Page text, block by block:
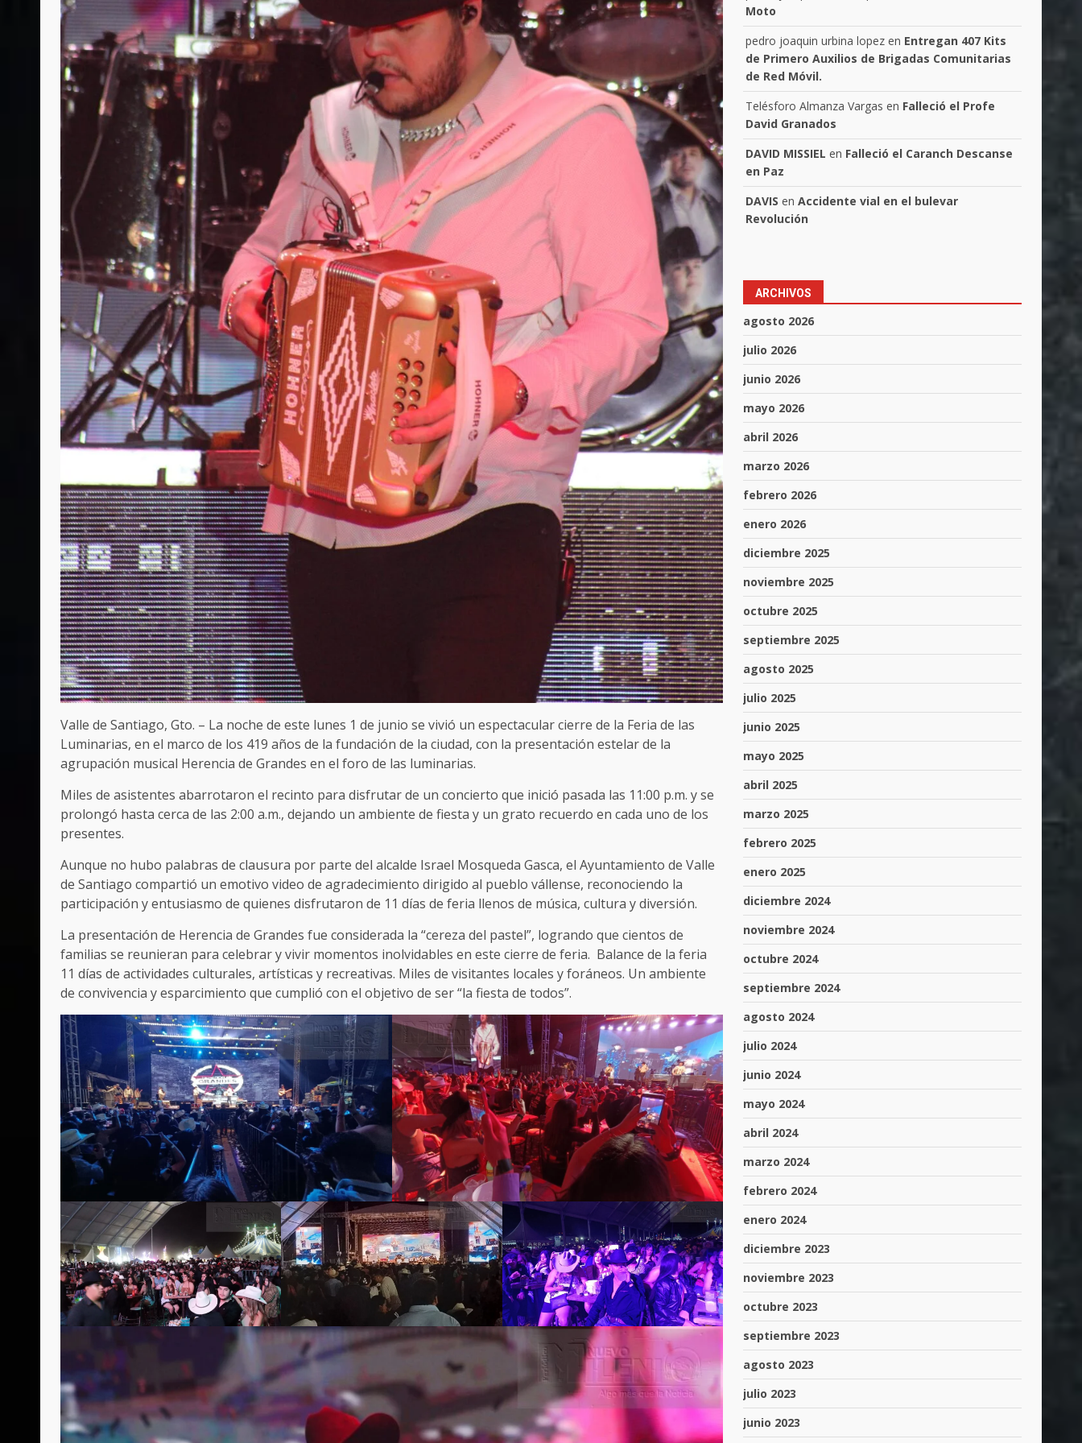
Valle de Santiago, Gto. – La noche de este lunes 1 de junio se vivió un espectacular cierre de la Feria de las
Luminarias, en el marco de los 419 años de la fundación de la ciudad, con la presentación estelar de la
agrupación musical Herencia de Grandes en el foro de las luminarias.
Miles de asistentes abarrotaron el recinto para disfrutar de un concierto que inició pasada las 11:00 p.m. y se
prolongó hasta cerca de las 2:00 a.m., dejando un ambiente de fiesta y un grato recuerdo en cada uno de los
presentes.
Aunque no hubo palabras de clausura por parte del alcalde Israel Mosqueda Gasca, el Ayuntamiento de Valle
de Santiago compartió un emotivo video de agradecimiento dirigido al pueblo vállense, reconociendo la
participación y entusiasmo de quienes disfrutaron de 11 días de feria llenos de música, cultura y diversión.
La presentación de Herencia de Grandes fue considerada la “cereza del pastel”, logrando que cientos de
familias se reunieran para celebrar y vivir momentos inolvidables en este cierre de feria. Balance de la feria
11 días de actividades culturales, artísticas y recreativas. Miles de visitantes locales y foráneos. Un ambiente
de convivencia y esparcimiento que cumplió con el objetivo de ser “la fiesta de todos”.
Moto
pedro joaquin urbina lopez en Entregan 407 Kits
de Primero Auxilios de Brigadas Comunitarias
de Red Móvil.
Telésforo Almanza Vargas en Falleció el Profe
David Granados
DAVID MISSIEL en Falleció el Caranch Descanse
en Paz
DAVIS enAccidente vial en el bulevar
Revolución
ARCHIVOS
agosto 2026
julio 2026
junio 2026
mayo 2026
abril 2026
marzo 2026
febrero 2026
enero 2026
diciembre 2025
noviembre 2025
octubre 2025
septiembre 2025
agosto 2025
julio 2025
junio 2025
mayo 2025
abril 2025
marzo 2025
febrero 2025
enero 2025
diciembre 2024
noviembre 2024
octubre 2024
septiembre 2024
agosto 2024
julio 2024
junio 2024
mayo 2024
abril 2024
marzo 2024
febrero 2024
enero 2024
diciembre 2023
noviembre 2023
octubre 2023
septiembre 2023
agosto 2023
julio 2023
junio 2023